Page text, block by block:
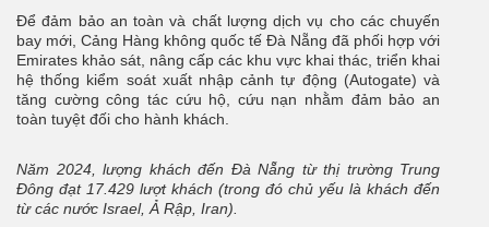
Để đảm bảo an toàn và chất lượng dịch vụ cho các chuyến
bay mới, Cảng Hàng không quốc tế Đà Nẵng đã phối hợp với
Emirates khảo sát, nâng cấp các khu vực khai thác, triển khai
hệ thống kiểm soát xuất nhập cảnh tự động (Autogate) và
tăng cường công tác cứu hộ, cứu nạn nhằm đảm bảo an
toàn tuyệt đối cho hành khách.
Năm 2024, lượng khách đến Đà Nẵng từ thị trường Trung
Đông đạt 17.429 lượt khách (trong đó chủ yếu là khách đến
từ các nước Israel, Ả Rập, Iran).